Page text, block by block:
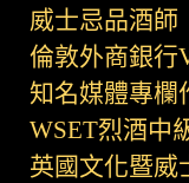
威士忌品酒師
倫敦外商銀行
知名媒體專欄
WSET烈酒中
英國文化暨威